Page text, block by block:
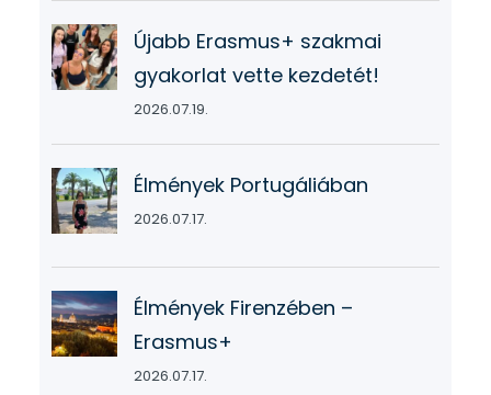
Újabb Erasmus+ szakmai
gyakorlat vette kezdetét!
2026.07.19.
Élmények Portugáliában
2026.07.17.
Élmények Firenzében –
Erasmus+
2026.07.17.